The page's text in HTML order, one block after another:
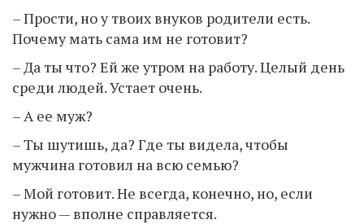
– Прости, но у твоих внуков родители есть.
Почему мать сама им не готовит?
– Да ты что? Ей же утром на работу. Целый день
среди людей. Устает очень.
– А ее муж?
– Ты шутишь, да? Где ты видела, чтобы
мужчина готовил на всю семью?
– Мой готовит. Не всегда, конечно, но, если
нужно — вполне справляется.